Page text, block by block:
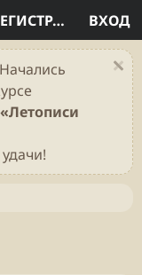
ВХОД
РЕГИСТРАЦИЯ